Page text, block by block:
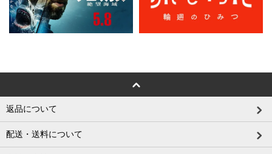
返品について
配送・送料について